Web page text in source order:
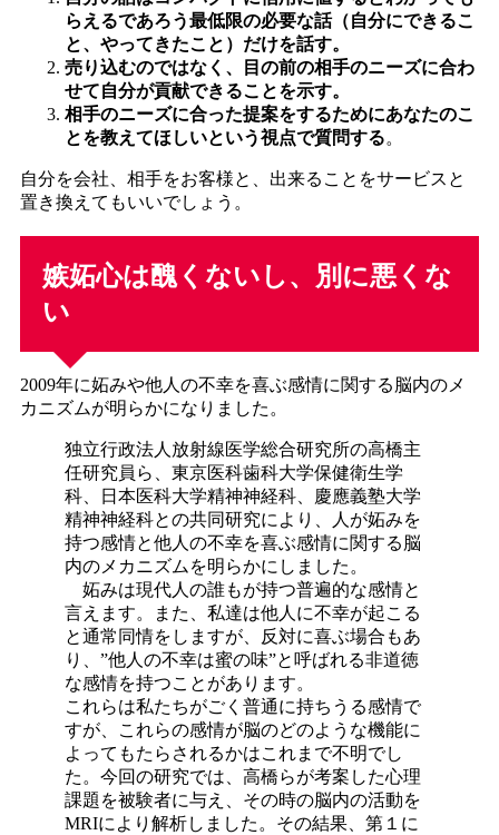
らえるであろう最低限の必要な話（自分にできるこ
と、やってきたこと）だけを話す。
売り込むのではなく、目の前の相手のニーズに合わ
せて自分が貢献できることを示す。
相手のニーズに合った提案をするためにあなたのこ
とを教えてほしいという視点で質問する。
自分を会社、相手をお客様と、出来ることをサービスと
置き換えてもいいでしょう。
嫉妬心は醜くないし、別に悪くな
い
2009年に妬みや他人の不幸を喜ぶ感情に関する脳内のメ
カニズムが明らかになりました。
独立行政法人放射線医学総合研究所の高橋主
任研究員ら、東京医科歯科大学保健衛生学
科、日本医科大学精神神経科、慶應義塾大学
精神神経科との共同研究により、人が妬みを
持つ感情と他人の不幸を喜ぶ感情に関する脳
内のメカニズムを明らかにしました。
妬みは現代人の誰もが持つ普遍的な感情と
言えます。また、私達は他人に不幸が起こる
と通常同情をしますが、反対に喜ぶ場合もあ
り、”他人の不幸は蜜の味”と呼ばれる非道徳
な感情を持つことがあります。
これらは私たちがごく普通に持ちうる感情で
すが、これらの感情が脳のどのような機能に
よってもたらされるかはこれまで不明でし
た。今回の研究では、高橋らが考案した心理
課題を被験者に与え、その時の脳内の活動を
MRIにより解析しました。その結果、第１に